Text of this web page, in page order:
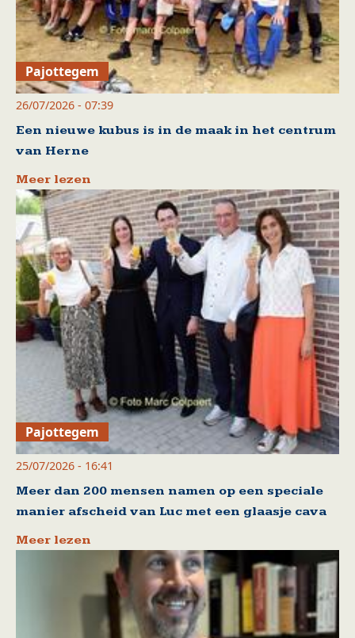
Pajottegem
26/07/2026 - 07:39
Een nieuwe kubus is in de maak in het centrum
van Herne
Meer lezen
Pajottegem
25/07/2026 - 16:41
Meer dan 200 mensen namen op een speciale
manier afscheid van Luc met een glaasje cava
Meer lezen